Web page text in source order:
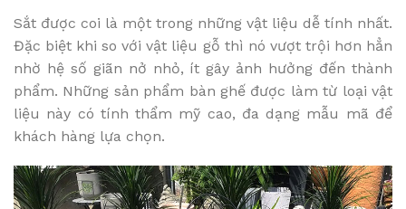
Sắt được coi là một trong những vật liệu dễ tính nhất.
Đặc biệt khi so với vật liệu gỗ thì nó vượt trội hơn hẳn
nhờ hệ số giãn nở nhỏ, ít gây ảnh hưởng đến thành
phẩm. Những sản phẩm bàn ghế được làm từ loại vật
liệu này có tính thẩm mỹ cao, đa dạng mẫu mã để
khách hàng lựa chọn.